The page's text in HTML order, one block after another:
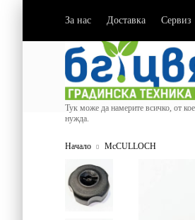
За нас Доставка Сервиз
Тук може да намерите всичко, от
нужда.
Начало McCULLOCH